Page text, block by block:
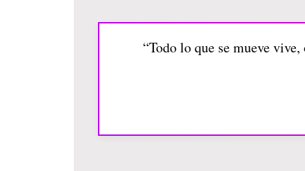
“Todo lo que se mueve